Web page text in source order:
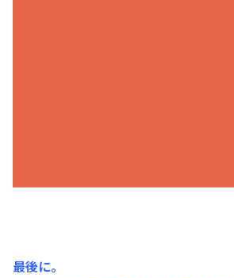
最後に。